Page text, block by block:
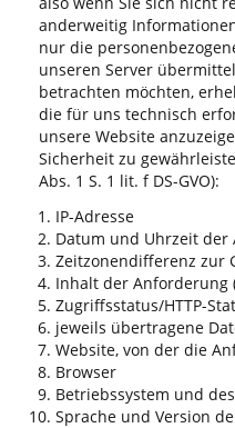
anderweitig
nur die
unseren Server
betrachten möchten,
die für uns technisch
unsere Website
Sicherheit zu
Abs. 1 S. 1 lit. f DS-GVO):
IP-Adresse
Datum und Uhrzeit der
Zeitzonendifferenz zur
Inhalt der Anforderung
Zugriffsstatus/HTTP-
jeweils übertragene
Website, von der die
Browser
Betriebssystem und
Sprache und Version